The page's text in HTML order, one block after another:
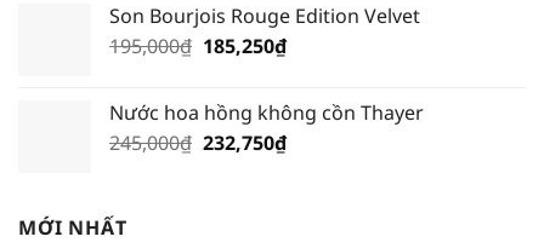
là:
210,000₫.
tại
là:
Son Bourjois Rouge Edition Velvet
195,000₫ Giá
195,000₫.
185,250₫Giá
là:
185,250₫.
Nước hoa hồng không cồn Thayer
245,000₫ Giá
232,750₫Giá
MỚI NHẤT